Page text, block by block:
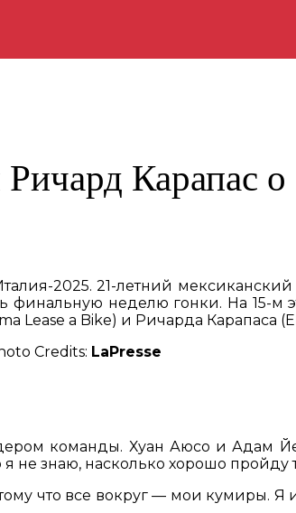
Карапас
2025. 21-летний
финальную неделю гонки. На 15-м
Lease a Bike) и Ричарда Карапаса
Credits: LaPresse
команды. Хуан Аюсо и Адам
не знаю, насколько хорошо пройду
что все вокруг — мои кумиры. Я